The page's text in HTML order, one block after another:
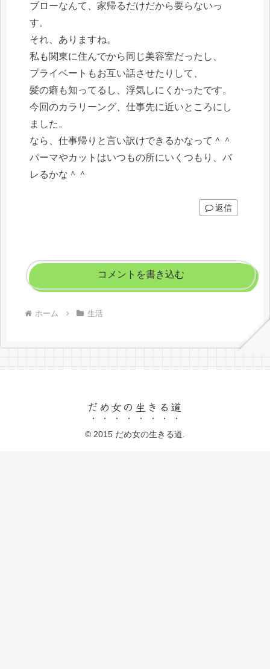
ブローなんて、家帰るだけだから要らないっ
す。
それ、ありますね。
私も関東に住んでから同じ美容室だったし、
プライベートもお互い話させたりして、
髪の癖も知ってるし、浮気しにくかったです。
今回のカラリーング、仕事先に近いところにし
ました。
なら、仕事帰りと言い訳けできるかなって＾＾
パーマやカットはいつもの所にいくつもり、バ
レるかな＾＾
返信
コメントを書き込む
ホーム 生活
だめ女の生きる道
© 2015 だめ女の生きる道.